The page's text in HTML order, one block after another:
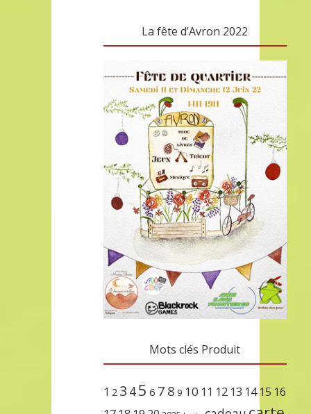
La fête d’Avron 2022
Mots clés Produit
1 2 3 45 6 7 8 9 10 11 12 13 14 15 16